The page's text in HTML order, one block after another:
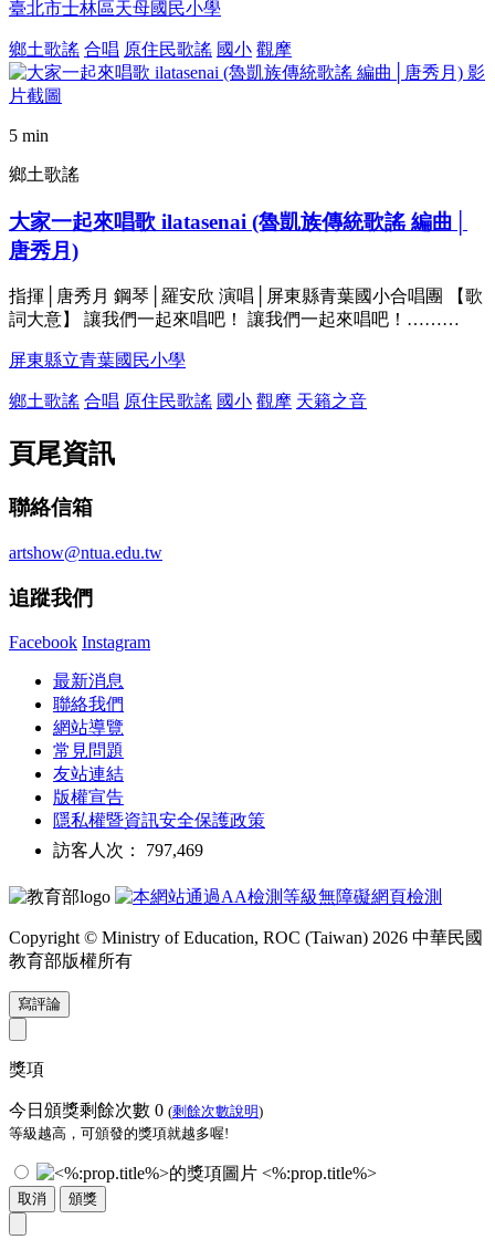
臺北市士林區天母國民小學
鄉土歌謠 合唱 原住民歌謠 國小 觀摩
5 min
鄉土歌謠
大家一起來唱歌 ilatasenai (魯凱族傳統歌謠 編曲│
唐秀月)
指揮│唐秀月 鋼琴│羅安欣 演唱│屏東縣青葉國小合唱團 【歌
詞大意】 讓我們一起來唱吧！ 讓我們一起來唱吧！………
屏東縣立青葉國民小學
鄉土歌謠 合唱 原住民歌謠 國小 觀摩 天籟之音
頁尾資訊
聯絡信箱
artshow@ntua.edu.tw
追蹤我們
Facebook Instagram
最新消息
聯絡我們
網站導覽
常見問題
友站連結
版權宣告
隱私權暨資訊安全保護政策
訪客人次： 797,469
Copyright © Ministry of Education, ROC (Taiwan) 2026 中華民國
教育部版權所有
寫評論
獎項
今日頒獎剩餘次數 0 (剩餘次數說明)
等級越高，可頒發的獎項就越多喔!
<%:prop.title%>
取消 頒獎